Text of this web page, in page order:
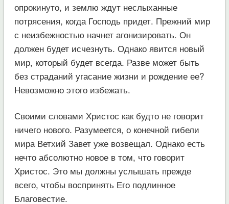
опрокинуто, и землю ждут неслыханные
потрясения, когда Господь придет. Прежний мир
с неизбежностью начнет агонизировать. Он
должен будет исчезнуть. Однако явится новый
мир, который будет всегда. Разве может быть
без страданий угасание жизни и рождение ее?
Невозможно этого избежать.
Своими словами Христос как будто не говорит
ничего нового. Разумеется, о конечной гибели
мира Ветхий Завет уже возвещал. Однако есть
нечто абсолютно новое в том, что говорит
Христос. Это мы должны услышать прежде
всего, чтобы воспринять Его подлинное
Благовестие.